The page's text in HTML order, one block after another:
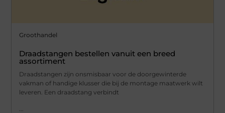
Groothandel
Draadstangen bestellen vanuit een breed
assortiment
Draadstangen zijn onsmisbaar voor de doorgewinterde
vakman of handige klusser die bij de montage maatwerk wilt
leveren. Een draadstang verbindt